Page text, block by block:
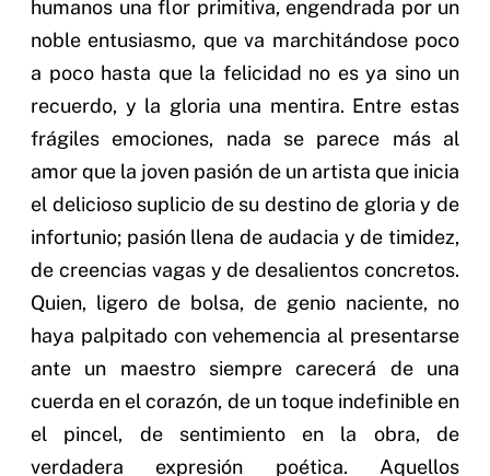
humanos una flor primitiva, engendrada por un
noble entusiasmo, que va marchitándose poco
a poco hasta que la felicidad no es ya sino un
recuerdo, y la gloria una mentira. Entre estas
frágiles emociones, nada se parece más al
amor que la joven pasión de un artista que inicia
el delicioso suplicio de su destino de gloria y de
infortunio; pasión llena de audacia y de timidez,
de creencias vagas y de desalientos concretos.
Quien, ligero de bolsa, de genio naciente, no
haya palpitado con vehemencia al presentarse
ante un maestro siempre carecerá de una
cuerda en el corazón, de un toque indefinible en
el pincel, de sentimiento en la obra, de
verdadera expresión poética. Aquellos